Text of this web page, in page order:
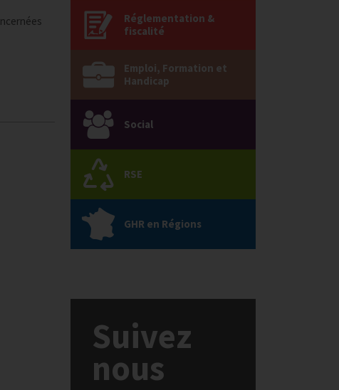
Réglementation &
fiscalité
Emploi, Formation et
Handicap
Social
RSE
GHR en Régions
Suivez
nous